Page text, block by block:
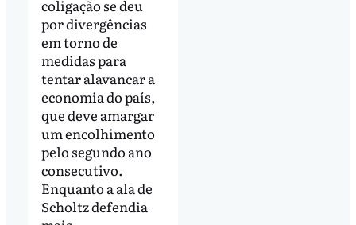
coligação se deu
por divergências
em torno de
medidas para
tentar alavancar a
economia do país,
que deve amargar
um encolhimento
pelo segundo ano
consecutivo.
Enquanto a ala de
Scholtz defendia